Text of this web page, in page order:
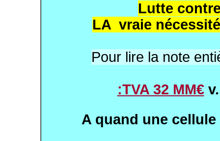
Lutte
LA vraie
Pour lire la note
:TVA 32 MM€v.
A quand une